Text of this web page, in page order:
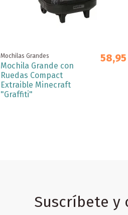
Mochilas Grandes
Mochila Grande con
Ruedas Compact
Extraible Minecraft
"Graffiti"
Suscríbete y